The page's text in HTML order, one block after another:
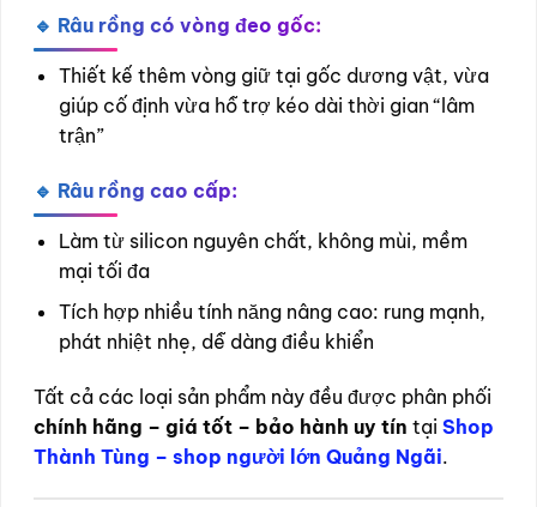
🔹 Râu rồng có vòng đeo gốc:
Thiết kế thêm vòng giữ tại gốc dương vật, vừa
giúp cố định vừa hỗ trợ kéo dài thời gian “lâm
trận”
🔹 Râu rồng cao cấp:
Làm từ silicon nguyên chất, không mùi, mềm
mại tối đa
Tích hợp nhiều tính năng nâng cao: rung mạnh,
phát nhiệt nhẹ, dễ dàng điều khiển
Tất cả các loại sản phẩm này đều được phân phối
chính hãng – giá tốt – bảo hành uy tín tại Shop
Thành Tùng – shop người lớn Quảng Ngãi.